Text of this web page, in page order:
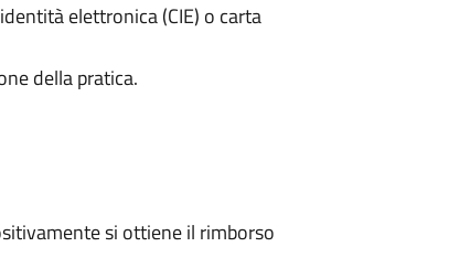
elettronica (CIE) o carta
della pratica.
si ottiene il rimborso